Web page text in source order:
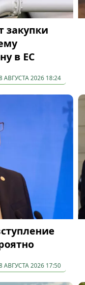
закупки
в ЕС
АВГУСТА 2026 18:24
АВГУСТА 2026 17:50